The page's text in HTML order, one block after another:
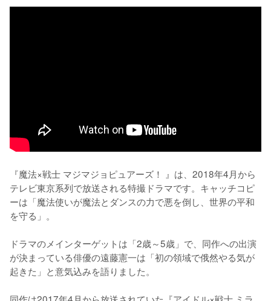
『魔法×戦士 マジマジョピュアーズ！ 』は、2018年4月から
テレビ東京系列で放送される特撮ドラマです。キャッチコピ
ーは「魔法使いが魔法とダンスの力で悪を倒し、世界の平和
を守る」。
ドラマのメインターゲットは「2歳～5歳」で、同作への出演
が決まっている俳優の遠藤憲一は「初の領域で俄然やる気が
起きた」と意気込みを語りました。